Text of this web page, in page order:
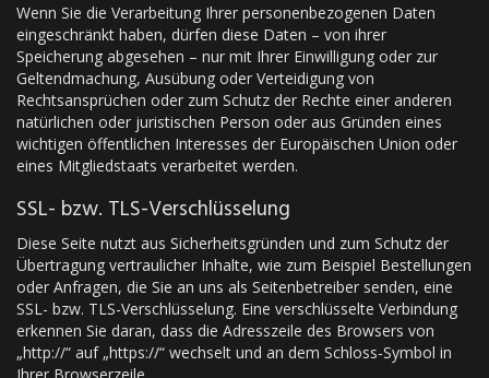
Wenn Sie die Verarbeitung Ihrer personenbezogenen Daten
eingeschränkt haben, dürfen diese Daten – von ihrer
Speicherung abgesehen – nur mit Ihrer Einwilligung oder zur
Geltendmachung, Ausübung oder Verteidigung von
Rechtsansprüchen oder zum Schutz der Rechte einer anderen
natürlichen oder juristischen Person oder aus Gründen eines
wichtigen öffentlichen Interesses der Europäischen Union oder
eines Mitgliedstaats verarbeitet werden.
SSL- bzw. TLS-Verschlüsselung
Diese Seite nutzt aus Sicherheitsgründen und zum Schutz der
Übertragung vertraulicher Inhalte, wie zum Beispiel Bestellungen
oder Anfragen, die Sie an uns als Seitenbetreiber senden, eine
SSL- bzw. TLS-Verschlüsselung. Eine verschlüsselte Verbindung
erkennen Sie daran, dass die Adresszeile des Browsers von
„http://“ auf „https://“ wechselt und an dem Schloss-Symbol in
Ihrer Browserzeile.